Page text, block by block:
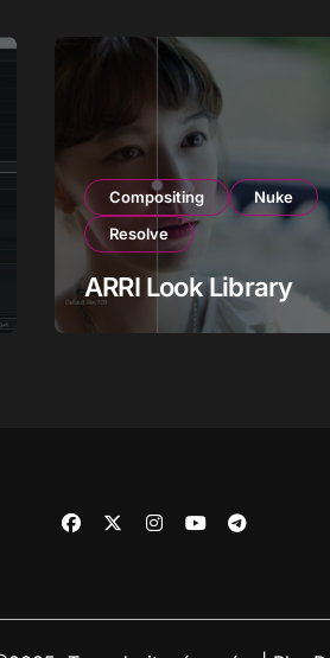
Compositing
Nuke
Resolve
ARRI Look Library